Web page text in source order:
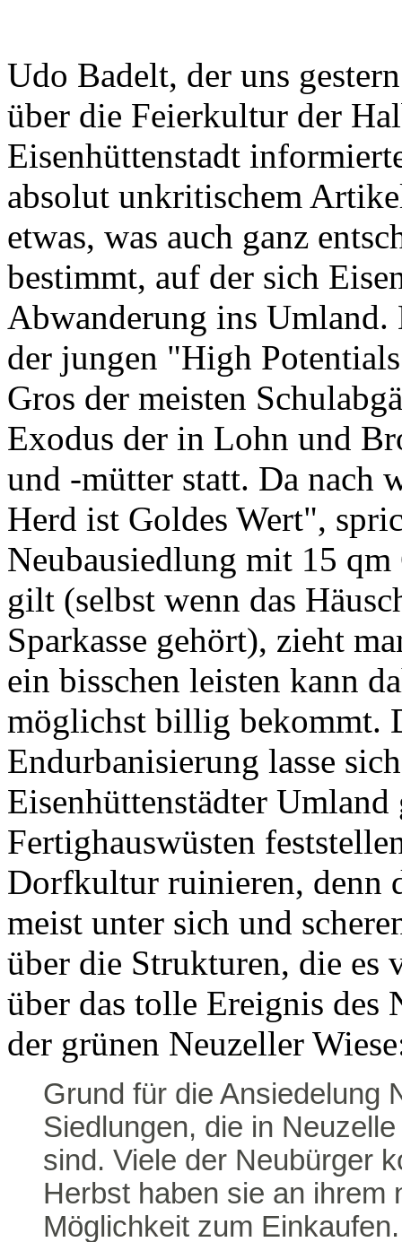
Udo Badelt, der uns
über die Feierkultur der
Eisenhüttenstadt
absolut unkritischem
etwas, was auch ganz
bestimmt, auf der sich
Abwanderung ins Umland.
der jungen "High
Gros der meisten
Exodus der in Lohn und
und -mütter statt. Da nach
Herd ist Goldes Wert",
Neubausiedlung mit 15
gilt (selbst wenn das
Sparkasse gehört), zieht
ein bisschen leisten kann
möglichst billig bekommt.
Endurbanisierung lasse
Eisenhüttenstädter
Fertighauswüsten
Dorfkultur ruinieren, denn
meist unter sich und
über die Strukturen, die es
über das tolle Ereignis des
der grünen Neuzeller
Grund für die Ansiedelung
Siedlungen, die in
sind. Viele der Neubürger
Herbst haben sie an ihrem
Möglichkeit zum Einkaufen.